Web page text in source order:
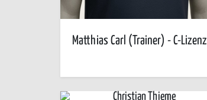
Matthias Carl (Trainer) - C-Lizenz